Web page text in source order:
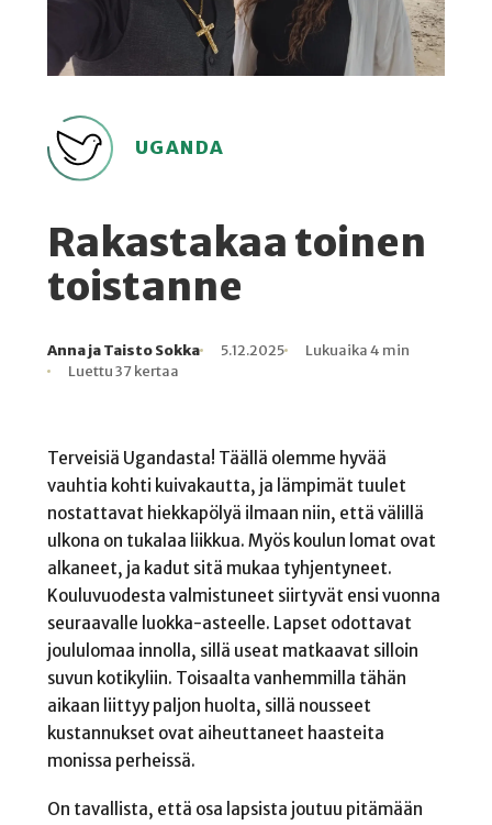
UGANDA
Rakastakaa toinen
toistanne
Kirjoittaja
Anna ja Taisto Sokka
Julkaistu
5.12.2025
Lukuaika
Lukuaika 4 min
Lukukertoja
Luettu 37 kertaa
Terveisiä Ugandasta! Täällä olemme hyvää
vauhtia kohti kuivakautta, ja lämpimät tuulet
nostattavat hiekkapölyä ilmaan niin, että välillä
ulkona on tukalaa liikkua. Myös koulun lomat ovat
alkaneet, ja kadut sitä mukaa tyhjentyneet.
Kouluvuodesta valmistuneet siirtyvät ensi vuonna
seuraavalle luokka-asteelle. Lapset odottavat
joululomaa innolla, sillä useat matkaavat silloin
suvun kotikyliin. Toisaalta vanhemmilla tähän
aikaan liittyy paljon huolta, sillä nousseet
kustannukset ovat aiheuttaneet haasteita
monissa perheissä.
On tavallista, että osa lapsista joutuu pitämään